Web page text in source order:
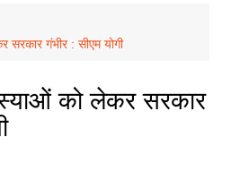
गंभीर : सीएम योगी
को लेकर सरकार